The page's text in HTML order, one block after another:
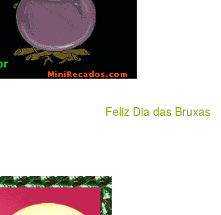
Feliz Dia das Bruxas